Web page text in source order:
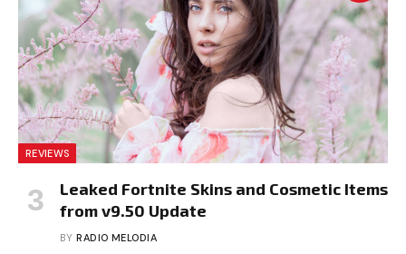
REVIEWS
Leaked Fortnite Skins and Cosmetic Items
from v9.50 Update
BY RADIO MELODIA